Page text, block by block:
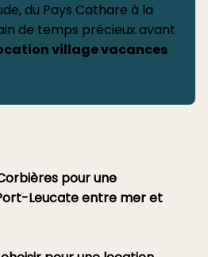
du Pays Cathare à la
de temps précieux avant
village vacances
pour une
Leucate entre mer et